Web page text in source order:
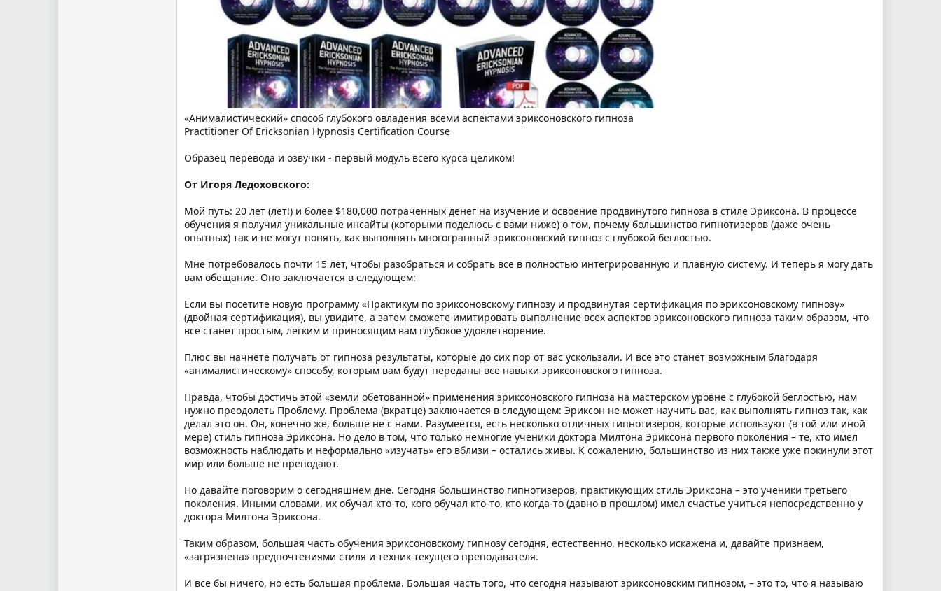
«Анималистический» способ глубокого овладения всеми аспектами эриксоновского гипноза
Practitioner Of Ericksonian Hypnosis Certification Course
Образец перевода и озвучки - первый модуль всего курса целиком!
От Игоря Ледоховского:
Мой путь: 20 лет (лет!) и более $180,000 потраченных денег на изучение и освоение продвинутого гипноза в стиле Эриксона. В процессе
обучения я получил уникальные инсайты (которыми поделюсь с вами ниже) о том, почему большинство гипнотизеров (даже очень
опытных) так и не могут понять, как выполнять многогранный эриксоновский гипноз с глубокой беглостью.
Мне потребовалось почти 15 лет, чтобы разобраться и собрать все в полностью интегрированную и плавную систему. И теперь я могу дать
вам обещание. Оно заключается в следующем:
Если вы посетите новую программу «Практикум по эриксоновскому гипнозу и продвинутая сертификация по эриксоновскому гипнозу»
(двойная сертификация), вы увидите, а затем сможете имитировать выполнение всех аспектов эриксоновского гипноза таким образом, что
все станет простым, легким и приносящим вам глубокое удовлетворение.
Плюс вы начнете получать от гипноза результаты, которые до сих пор от вас ускользали. И все это станет возможным благодаря
«анималистическому» способу, которым вам будут переданы все навыки эриксоновского гипноза.
Правда, чтобы достичь этой «земли обетованной» применения эриксоновского гипноза на мастерском уровне с глубокой беглостью, нам
нужно преодолеть Проблему. Проблема (вкратце) заключается в следующем: Эриксон не может научить вас, как выполнять гипноз так, как
делал это он. Он, конечно же, больше не с нами. Разумеется, есть несколько отличных гипнотизеров, которые используют (в той или иной
мере) стиль гипноза Эриксона. Но дело в том, что только немногие ученики доктора Милтона Эриксона первого поколения – те, кто имел
возможность наблюдать и неформально «изучать» его вблизи – остались живы. К сожалению, большинство из них также уже покинули этот
мир или больше не преподают.
Но давайте поговорим о сегодняшнем дне. Сегодня большинство гипнотизеров, практикующих стиль Эриксона – это ученики третьего
поколения. Иными словами, их обучал кто-то, кого обучал кто-то, кто когда-то (давно в прошлом) имел счастье учиться непосредственно у
доктора Милтона Эриксона.
Таким образом, большая часть обучения эриксоновскому гипнозу сегодня, естественно, несколько искажена и, давайте признаем,
«загрязнена» предпочтениями стиля и техник текущего преподавателя.
И все бы ничего, но есть большая проблема. Большая часть того, что сегодня называют эриксоновским гипнозом, – это то, что я называю